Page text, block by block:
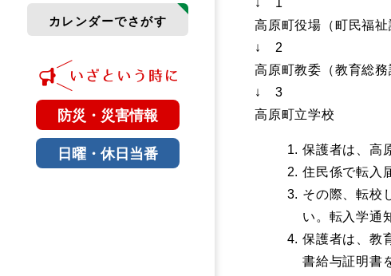
カレンダーでさがす
防災・災害情報
日曜・休日当番
↓ 1
高原町役場（町民福祉
↓ 2
高原町教委（教育総務
↓ 3
高原町立学校
保護者は、高
住民係で転入
その際、転校
い。転入学通
保護者は、教
書給与証明書